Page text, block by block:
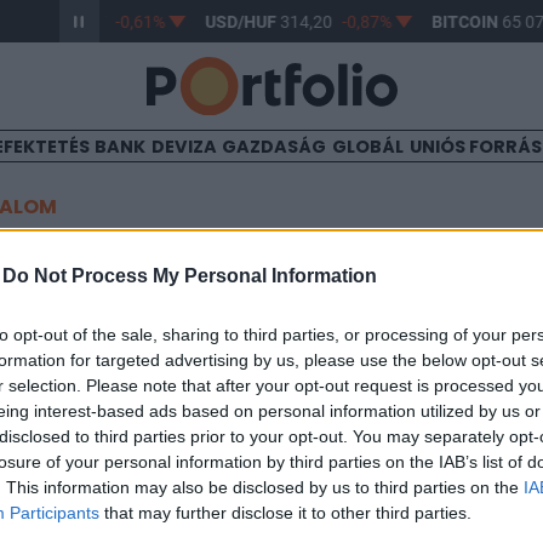
Do Not Process My Personal Information
opt-out of the sale, sharing to third parties, or processing of your
for targeted advertising by us, please use the below opt-out
selection. Please note that after your opt-out request is processed
interest-based ads based on personal information utilized by us
to third parties prior to your opt-out. You may separately
of your personal information by third parties on the IAB’s list of
This information may also be disclosed by us to third parties on the
Participants that may further disclose it to other third parties.
363,17 -0,61% USD/HUF314,20 -0,87% BITCOIN65
BANK DEVIZA GAZDASÁG GLOBÁL UNIÓS
alig változtak a hét utolsó napján. Egyedül
a referenciahozam. A jövő héten az ÁKK három
49 mrd Ft értékben. 3 hónap 14.93% 6 hónap 14.91% 1
5 év 11.70% 10 év 9.76%A jelen írás nem minősül befektetési...